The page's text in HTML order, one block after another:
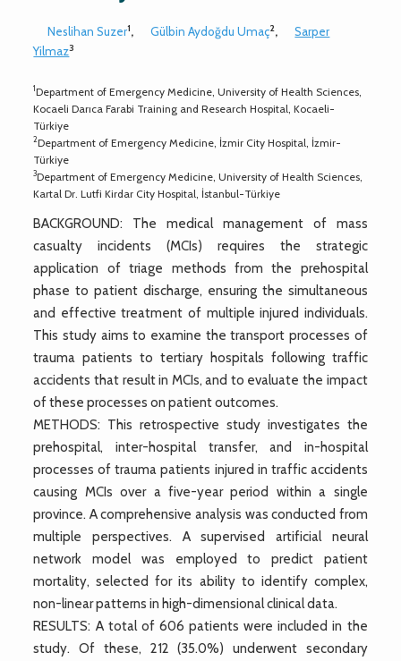
Neslihan Suzer1, Gülbin Aydoğdu Umaç2,
Sarper
Yilmaz3
1Department of Emergency Medicine, University of Health Sciences,
Kocaeli Darıca Farabi Training and Research Hospital, Kocaeli-
Türkiye
2Department of Emergency Medicine, İzmir City Hospital, İzmir-
Türkiye
3Department of Emergency Medicine, University of Health Sciences,
Kartal Dr. Lutfi Kirdar City Hospital, İstanbul-Türkiye
BACKGROUND: The medical management of mass
casualty incidents (MCIs) requires the strategic
application of triage methods from the prehospital
phase to patient discharge, ensuring the simultaneous
and effective treatment of multiple injured individuals.
This study aims to examine the transport processes of
trauma patients to tertiary hospitals following traffic
accidents that result in MCIs, and to evaluate the impact
of these processes on patient outcomes.
METHODS: This retrospective study investigates the
prehospital, inter-hospital transfer, and in-hospital
processes of trauma patients injured in traffic accidents
causing MCIs over a five-year period within a single
province. A comprehensive analysis was conducted from
multiple perspectives. A supervised artificial neural
network model was employed to predict patient
mortality, selected for its ability to identify complex,
non-linear patterns in high-dimensional clinical data.
RESULTS: A total of 606 patients were included in the
study. Of these, 212 (35.0%) underwent secondary